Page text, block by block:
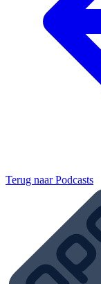
Terug naarPodcasts